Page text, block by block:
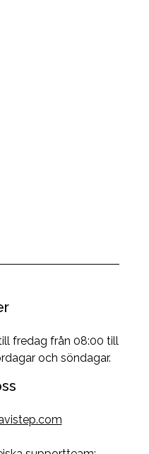
fredag från 08:00 till
och söndagar.